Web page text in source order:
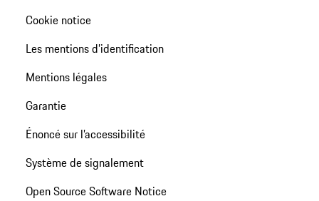
Cookie notice
Les mentions d’identification
Mentions légales
Garantie
Énoncé sur l’accessibilité
Système de signalement
Open Source Software Notice